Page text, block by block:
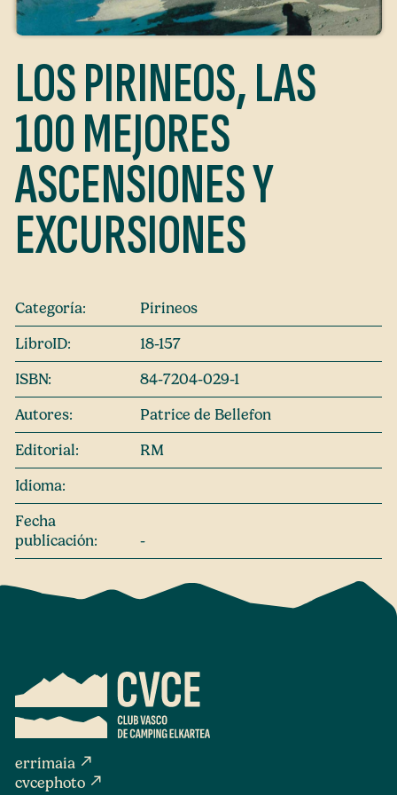
LOS PIRINEOS, LAS
100 MEJORES
ASCENSIONES Y
EXCURSIONES
Categoría:
Pirineos
LibroID:
18-157
ISBN:
84-7204-029-1
Autores:
Patrice de Bellefon
Editorial:
RM
Idioma:
Fecha
publicación:
-
errimaia north_east
cvcephoto north_east